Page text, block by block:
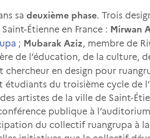
sa deuxième phase. Trois
Étienne en France : Mirwan
; Mubarak Aziz, membre de
de l’éducation, de la culture,
chercheur en design pour
étudiants du troisième cycle de l’
des artistes de la ville de Saint-
publique à l’auditorium
du collectif ruangrupa à